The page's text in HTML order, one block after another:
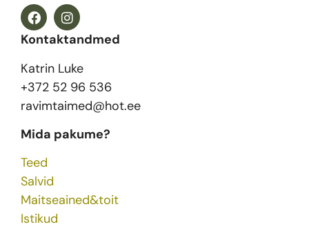
Kontaktandmed
Katrin Luke
+372 52 96 536
ravimtaimed@hot.ee
Mida pakume?
Teed
Salvid
Maitseained&toit
Istikud